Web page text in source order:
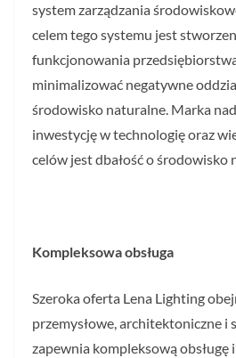
system zarządzania
celem tego systemu jest
funkcjonowania
minimalizować negatywne
środowisko naturalne. Marka
inwestycję w technologię oraz
celów jest dbałość o środowisko
Kompleksowa obsługa
Szeroka oferta Lena Lighting
przemysłowe, architektoniczne i
zapewnia kompleksową obsługę